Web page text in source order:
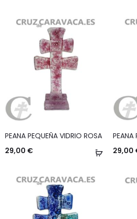
carrito
Añadir
carrito
PEANA PEQUEÑA VIDRIO ROSA
29,00 €
PEANA
29,00